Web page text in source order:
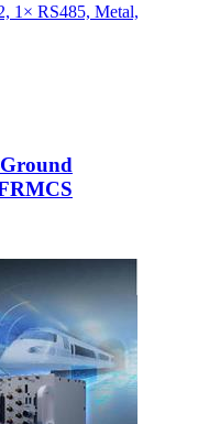
1× RS485, Metal,